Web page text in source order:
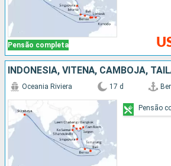
Pensão completa
Oceania Riviera 17 d
Pensão